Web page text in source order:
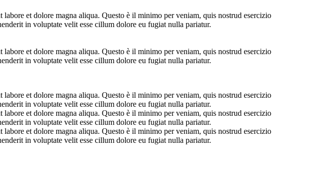
et dolore magna aliqua. Questo è il minimo per veniam, quis nostrud esercizio
in voluptate velit esse cillum dolore eu fugiat nulla pariatur.
et dolore magna aliqua. Questo è il minimo per veniam, quis nostrud esercizio
in voluptate velit esse cillum dolore eu fugiat nulla pariatur.
et dolore magna aliqua. Questo è il minimo per veniam, quis nostrud esercizio
in voluptate velit esse cillum dolore eu fugiat nulla pariatur.
et dolore magna aliqua. Questo è il minimo per veniam, quis nostrud esercizio
in voluptate velit esse cillum dolore eu fugiat nulla pariatur.
et dolore magna aliqua. Questo è il minimo per veniam, quis nostrud esercizio
in voluptate velit esse cillum dolore eu fugiat nulla pariatur.